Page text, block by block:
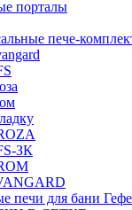
порталы
пече-
ЗК
печи для бани